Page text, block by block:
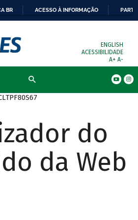
BR ACESSO À INFORMAÇÃO
ENGLISH
ACESSIBILIDADE
A+ A-
do
da Web